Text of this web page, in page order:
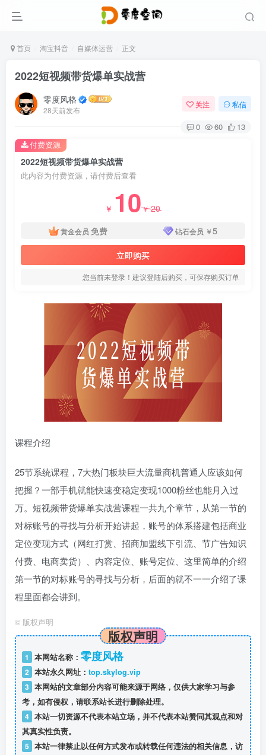
首页 淘宝抖音 自媒体运营 正文
2022短视频带货爆单实战营
零度风格
28天前发布
关注 私信
0 60 13
2022短视频带货爆单实战营
此内容为付费资源，请付费后查看
￥ 10￥20
黄金会员 免费 钻石会员 ￥5
立即购买
您当前未登录！建议登陆后购买，可保存购买订单
付费资源
课程介绍
25节系统课程，7大热门板块巨大流量商机普通人应该如何
把握？一部手机就能快速变稳定变现1000粉丝也能月入过
万。短视频带货爆单实战营课程一共九个章节，从第一节的
对标账号的寻找与分析开始讲起，账号的体系搭建包括商业
定位变现方式（网红打赏、招商加盟线下引流、节广告知识
付费、电商卖货）、内容定位、账号定位、这里简单的介绍
第一节的对标账号的寻找与分析，后面的就不一一介绍了课
程里面都会讲到。
© 版权声明
版权声明
1 本网站名称： 零度风格
2 本站永久网址： top.skylog.vip
3 本网站的文章部分内容可能来源于网络，仅供大家学习与参
考，如有侵权，请联系站长进行删除处理。
4 本站一切资源不代表本站立场，并不代表本站赞同其观点和对
其真实性负责。
5 本站一律禁止以任何方式发布或转载任何违法的相关信息，访